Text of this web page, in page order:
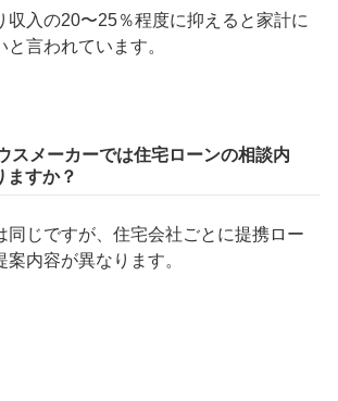
収入の20〜25％程度に抑えると家計に
言われています。
スメーカーでは住宅ローンの相談内
ますか？
同じですが、住宅会社ごとに提携ロー
内容が異なります。